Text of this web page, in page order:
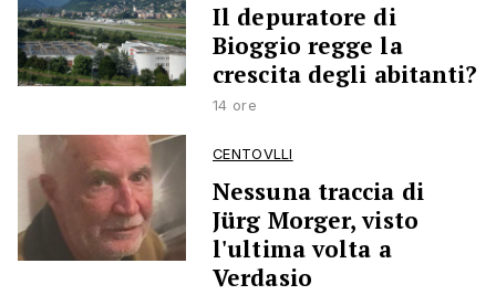
Il depuratore di
Bioggio regge la
crescita degli abitanti?
14 ore
CENTOVLLI
Nessuna traccia di
Jürg Morger, visto
l'ultima volta a
Verdasio